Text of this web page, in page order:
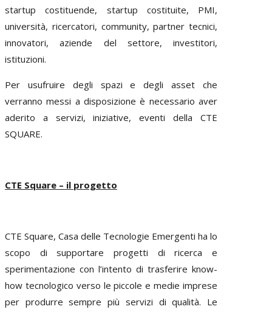
startup costituende, startup costituite, PMI,
università, ricercatori, community, partner tecnici,
innovatori, aziende del settore, investitori,
istituzioni.
Per usufruire degli spazi e degli asset che
verranno messi a disposizione è necessario aver
aderito a servizi, iniziative, eventi della CTE
SQUARE.
CTE Square – il progetto
CTE Square, Casa delle Tecnologie Emergenti ha lo
scopo di supportare progetti di ricerca e
sperimentazione con l’intento di trasferire know-
how tecnologico verso le piccole e medie imprese
per produrre sempre più servizi di qualità. Le